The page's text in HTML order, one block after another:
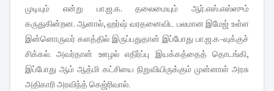
முடியும் என்று பா.ஜ.க. தலைமையும் ஆர்.எஸ்.எஸ்ஸும்
கருதுகின்றன. ஆனால், ஹர்ஷ் வரதனைவிட பலமான இமேஜ் உள்ள
இன்னொருவர் களத்தில் இருப்பதுதான் இப்போது பா.ஜ.க-வுக்குச்
சிக்கல். அவர்தான் ஊழல் எதிர்ப்பு இயக்கத்தைத் தொடங்கி,
இப்போது ஆம் ஆத்மி கட்சியை நிறுவியிருக்கும் முன்னாள் அரசு
அதிகாரி அரவிந்த் கெஜ்ரிவால்.